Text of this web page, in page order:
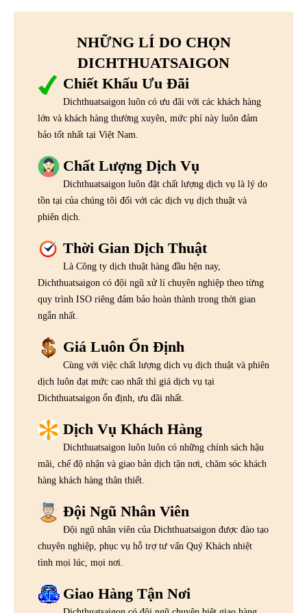
NHỮNG LÍ DO CHỌN
DICHTHUATSAIGON
Chiết Khấu Ưu Đãi
Dichthuatsaigon luôn có ưu đãi với các khách hàng
lớn và khách hàng thường xuyên, mức phí này luôn đảm
bảo tốt nhất tại Việt Nam.
Chất Lượng Dịch Vụ
Dichthuatsaigon luôn đặt chất lượng dịch vụ là lý do
tồn tại của chúng tôi đối với các dịch vụ dịch thuật và
phiên dịch.
Thời Gian Dịch Thuật
Là Công ty dịch thuật hàng đầu hện nay,
Dichthuatsaigon có đội ngũ xử lí chuyên nghiệp theo từng
quy trình ISO riêng đảm bảo hoàn thành trong thời gian
ngắn nhất.
Giá Luôn Ổn Định
Cùng với việc chất lượng dịch vụ dịch thuật và phiên
dịch luôn đạt mức cao nhất thì giá dịch vụ tại
Dichthuatsaigon ổn định, ưu đãi nhất.
Dịch Vụ Khách Hàng
Dichthuatsaigon luôn luôn có những chính sách hậu
mãi, chế độ nhận và giao bản dịch tận nơi, chăm sóc khách
hàng khách hàng thân thiết.
Đội Ngũ Nhân Viên
Đội ngũ nhân viên của Dichthuatsaigon được đào tạo
chuyên nghiệp, phục vụ hỗ trợ tư vấn Quý Khách nhiệt
tình mọi lúc, mọi nơi.
Giao Hàng Tận Nơi